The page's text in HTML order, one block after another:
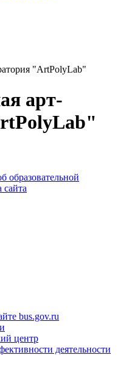
"ArtPolyLab"
арт-
образовательной
сайта
bus.gov.ru
центр
деятельности